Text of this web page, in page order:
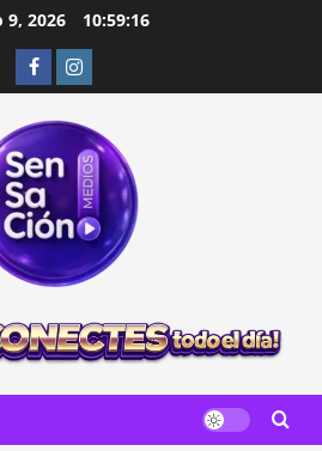
9, 2026 10:59:18
FacebookInstagram